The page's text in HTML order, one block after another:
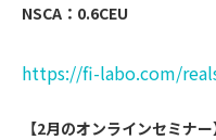
NSCA：0.6CEU
https://fi-labo.com/
【2月のオンラインセミナー